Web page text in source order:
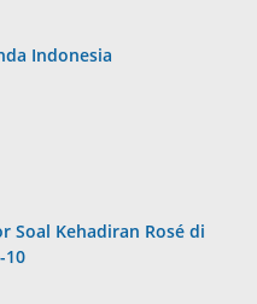
Indonesia
Soal Kehadiran Rosé di
10